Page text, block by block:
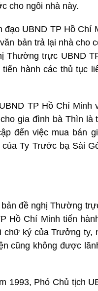
cho ngôi nhà này.
UBND TP Hồ Chí
bản trả lại nhà cho
Thường trực UBND
hành các thủ tục
TP Hồ Chí Minh
gia đình bà Thìn là
đến việc mua bán
Ty Trước bạ Sài
đề nghị Thường
Hồ Chí Minh tiến
ký của Trưởng ty,
cũng không được
1993, Phó Chủ tịch